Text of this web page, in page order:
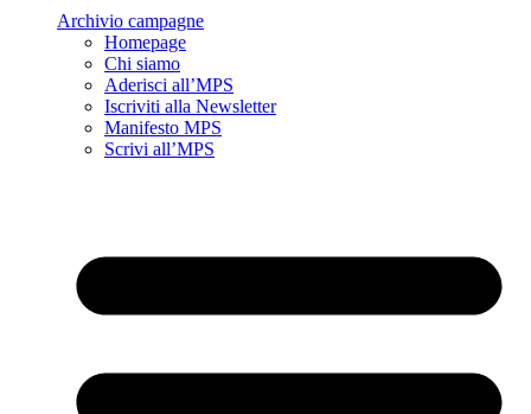
Archivio campagne
Homepage
Chi siamo
Aderisci all’MPS
Iscriviti alla Newsletter
Manifesto MPS
Scrivi all’MPS